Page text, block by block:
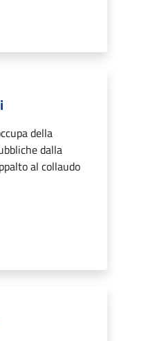
della
dalla
al collaudo